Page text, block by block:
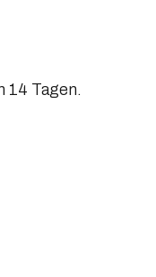
14 Tagen.